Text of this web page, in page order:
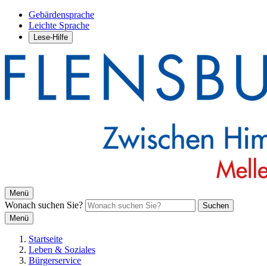
Gebärdensprache
Leichte Sprache
Lese-Hilfe
Menü
Wonach suchen Sie?
Suchen
Menü
Startseite
Leben & Soziales
Bürgerservice